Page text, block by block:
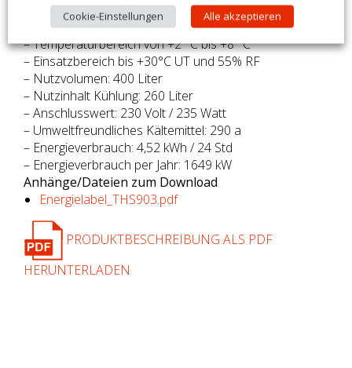
Technische Daten:
– Abmessungen außen (BxTxH): 1365 x 700 x 870mm
– Temperaturbereich von +2 °C bis +8 °C
– Einsatzbereich bis +30°C UT und 55% RF
– Nutzvolumen: 400 Liter
– Nutzinhalt Kühlung: 260 Liter
– Anschlusswert: 230 Volt / 235 Watt
– Umweltfreundliches Kältemittel: 290 a
– Energieverbrauch: 4,52 kWh / 24 Std
– Energieverbrauch per Jahr: 1649 kW
Anhänge/Dateien zum Download
Energielabel_THS903.pdf
PRODUKTBESCHREIBUNG ALS PDF
HERUNTERLADEN
Cookie-Einstellungen Alle akzeptieren